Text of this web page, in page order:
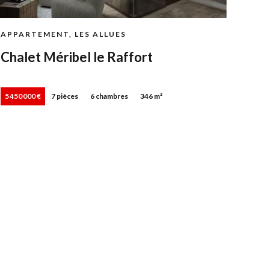
APPARTEMENT, LES ALLUES
Chalet Méribel le Raffort
5 450 000 € 7 pièces 6 chambres 346 m²